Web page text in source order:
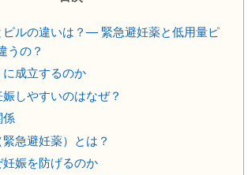
ピルの違いは？― 緊急避妊薬と低用量ピ
うの？
成立するのか
しやすいのはなぜ？
係
急避妊薬）とは？
妊娠を防げるのか